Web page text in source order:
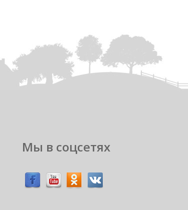
Мы в соцсетях